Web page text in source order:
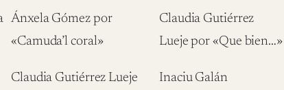
Ánxela Gómez por
«Camuda’l coral»
Claudia Gutiérrez
Lueje por «Que bien…»
Claudia Gutiérrez Lueje Inaciu Galán